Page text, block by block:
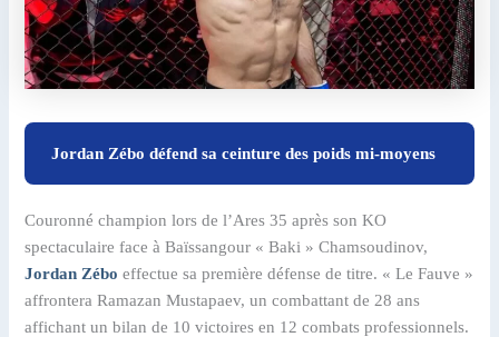
Jordan Zébo défend sa ceinture des poids mi-moyens
Couronné champion lors de l’Ares 35 après son KO
spectaculaire face à Baïssangour « Baki » Chamsoudinov,
Jordan Zébo effectue sa première défense de titre. « Le Fauve »
affrontera Ramazan Mustapaev, un combattant de 28 ans
affichant un bilan de 10 victoires en 12 combats professionnels.